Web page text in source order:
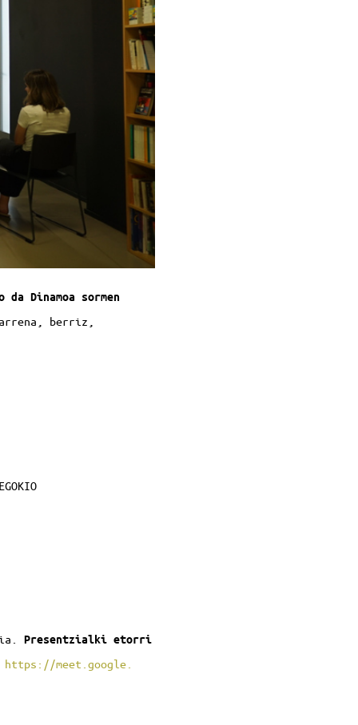
Dinamoa sormen
berriz,
Presentzialki etorri
https://meet.google.